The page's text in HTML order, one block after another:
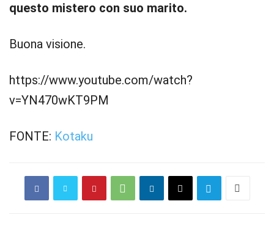
questo mistero con suo marito.
Buona visione.
https://www.youtube.com/watch?
v=YN470wKT9PM
FONTE: Kotaku